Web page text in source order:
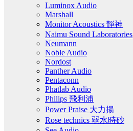
Luminox Audio
Marshall
Monitor Acoustics 靜神
Naimu Sound Laboratories
Neumann
Noble Audio
Nordost
Panther Audio
Pentaconn
Phatlab Audio
Philips 飛利浦
Power Praise 大力揚
Rose technics 弱水時砂